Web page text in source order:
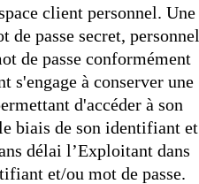
client personnel. Une
passe secret, personnel
de passe conformément
s'engage à conserver une
d'accéder à son
biais de son identifiant et
délai l’Exploitant dans
et/ou mot de passe.